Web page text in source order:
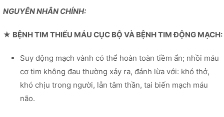
NGUYÊN NHÂN CHÍNH:
★ BỆNH TIM THIẾU MÁU CỤC BỘ VÀ BỆNH TIM ĐỘNG MẠCH:
Suy động mạch vành có thể hoàn toàn tiềm ẩn; nhồi máu
cơ tim không đau thường xảy ra, đánh lừa với: khó thở,
khó chịu trong người, lẫn tâm thần, tai biến mạch máu
não.